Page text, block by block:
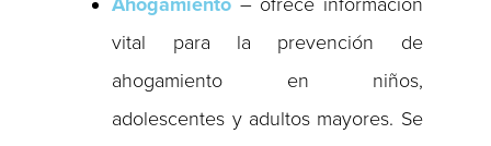
vital para la prevención de
ahogamiento en niños,
adolescentes y adultos mayores. Se